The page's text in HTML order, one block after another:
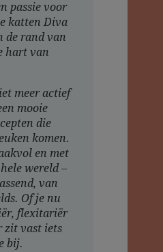
passie voor
katten Diva
de rand van
hart van
meer actief
mooie
die
komen.
en met
wereld –
van
Of je nu
flexitariër
zit vast iets
bij.